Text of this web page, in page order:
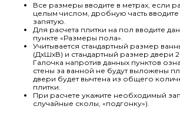
Все размеры вводите в метрах, если
целым числом, дробную часть вводите
запятую.
Для расчета плитки на пол вводите
пункте «Размеры пола».
Учитывается стандартный размер
(ДхШхВ) и стандартный размер двери
Галочка напротив данных пунктов
стены за ванной не будут выложены
двери будет вычтена из общего
плитки.
При расчете укажите необходимый
случайные сколы, «подгонку»).